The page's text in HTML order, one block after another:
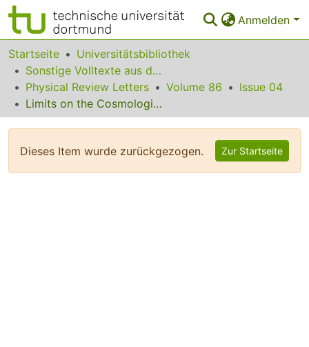
Anmelden
Bereiche & Sammlungen
Das gesamte Repositorium
Statistiken
Startseite
Universitätsbibliothek
Sonstige Volltexte aus dem Bibliotheksangebot
Physical Review Letters
Volume 86
Issue 04
Limits on the Cosmological Abundance of Supermassive Compact Objects from a Search for Multiple Imaging in Compact Radio Sources
Dieses Item wurde zurückgezogen. Zur Startseite